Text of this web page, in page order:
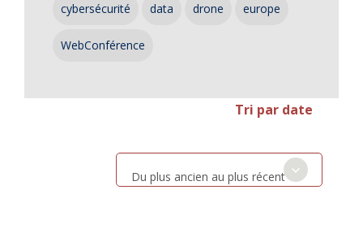
cybersécurité data drone europe
WebConférence
Tri par date
Du plus ancien au plus récent